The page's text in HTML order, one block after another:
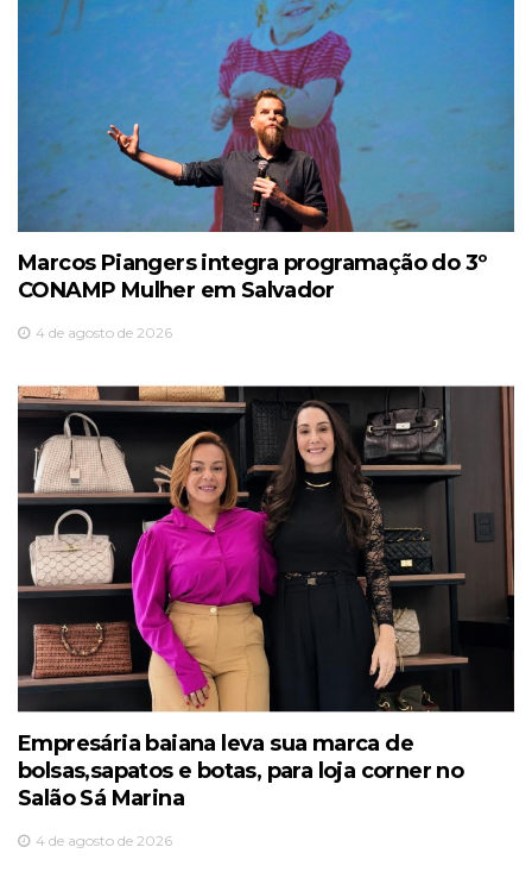
Marcos Piangers integra programação do 3º
CONAMP Mulher em Salvador
4 de agosto de 2026
Empresária baiana leva sua marca de
bolsas,sapatos e botas, para loja corner no
Salão Sá Marina
4 de agosto de 2026